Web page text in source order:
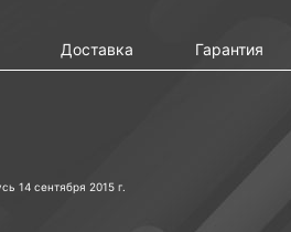
Доставка Гарантия
14 сентября 2015 г.